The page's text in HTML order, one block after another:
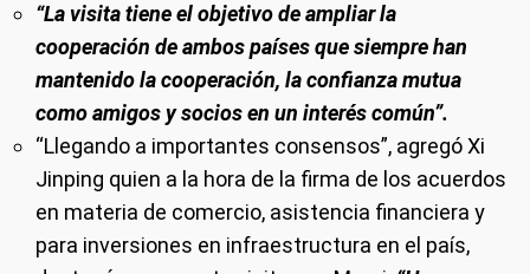
“La visita tiene el objetivo de ampliar la
cooperación de ambos países que siempre han
mantenido la cooperación, la confianza mutua
como amigos y socios en un interés común”.
“Llegando a importantes consensos”, agregó Xi
Jinping quien a la hora de la firma de los acuerdos
en materia de comercio, asistencia financiera y
para inversiones en infraestructura en el país,